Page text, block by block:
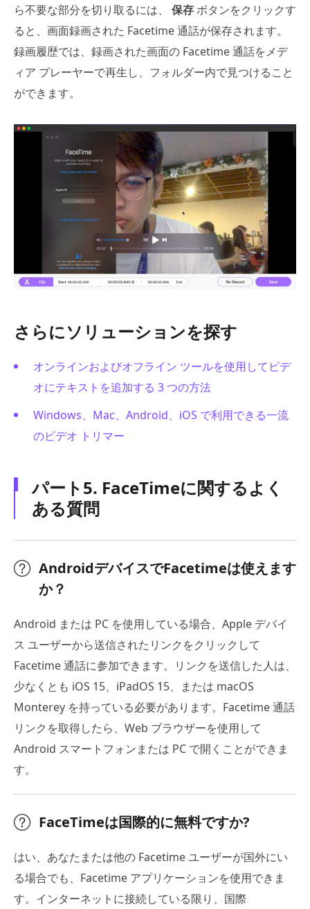
ら不要な部分を切り取るには、 保存ボタンをクリックす
ると、画面録画された Facetime 通話が保存されます。
録画履歴では、録画された画面の Facetime 通話をメデ
ィア プレーヤーで再生し、フォルダー内で見つけること
ができます。
さらにソリューションを探す
オンラインおよびオフライン ツールを使用してビデ
オにテキストを追加する 3 つの方法
Windows、Mac、Android、iOS で利用できる一流
のビデオ トリマー
パート5. FaceTimeに関するよく
ある質問
AndroidデバイスでFacetimeは使えます
か？
Android または PC を使用している場合、Apple デバイ
ス ユーザーから送信されたリンクをクリックして
Facetime 通話に参加できます。リンクを送信した人は、
少なくとも iOS 15、iPadOS 15、または macOS
Monterey を持っている必要があります。Facetime 通話
リンクを取得したら、Web ブラウザーを使用して
Android スマートフォンまたは PC で開くことができま
す。
FaceTimeは国際的に無料ですか?
はい、あなたまたは他の Facetime ユーザーが国外にい
る場合でも、Facetime アプリケーションを使用できま
す。インターネットに接続している限り、国際